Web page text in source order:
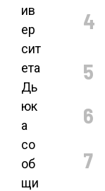
ив
ер
сит
ета
Дь
юк
а
со
об
щи